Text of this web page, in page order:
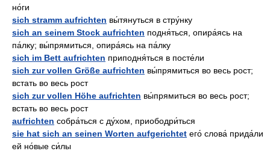
но́ги
sich stramm aufrichten вы́тянуться в стру́нку
sich an seinem Stock aufrichten подня́ться, опира́ясь на
па́лку; вы́прямиться, опира́ясь на па́лку
sich im Bett aufrichten приподня́ться в посте́ли
sich zur vollen Größe aufrichten вы́прямиться во весь рост;
встать во весь рост
sich zur vollen Höhe aufrichten вы́прямиться во весь рост;
встать во весь рост
aufrichten собра́ться с ду́хом, приободри́ться
sie hat sich an seinen Worten aufgerichtet его́ слова́ прида́ли
ей но́вые си́лы